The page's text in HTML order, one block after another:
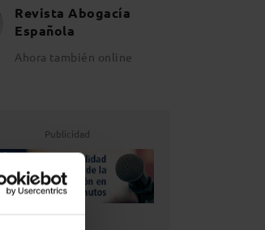
Revista Abogacía
Española
Ahora también online
Publicidad